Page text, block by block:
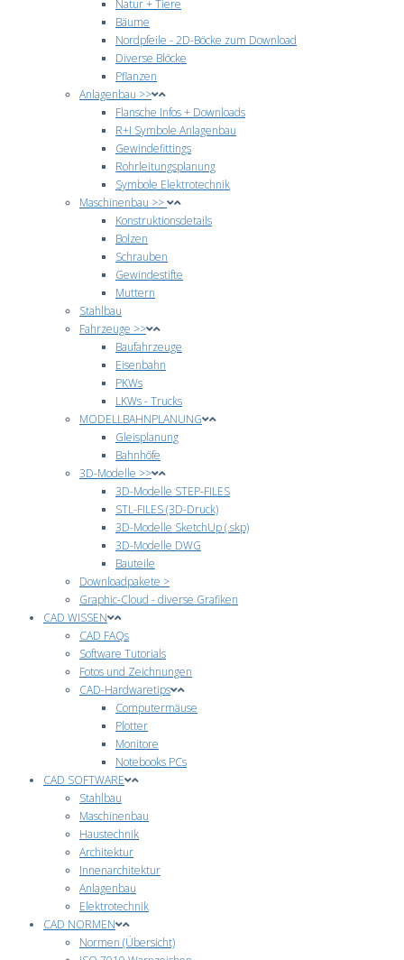
Natur + Tiere
Bäume
Nordpfeile - 2D-Böcke zum Download
Diverse Blöcke
Pflanzen
Anlagenbau >>
Flansche Infos + Downloads
R+I Symbole Anlagenbau
Gewindefittings
Rohrleitungsplanung
Symbole Elektrotechnik
Maschinenbau >>
Konstruktionsdetails
Bolzen
Schrauben
Gewindestifte
Muttern
Stahlbau
Fahrzeuge >>
Baufahrzeuge
Eisenbahn
PKWs
LKWs - Trucks
MODELLBAHNPLANUNG
Gleisplanung
Bahnhöfe
3D-Modelle >>
3D-Modelle STEP-FILES
STL-FILES (3D-Druck)
3D-Modelle SketchUp (.skp)
3D-Modelle DWG
Bauteile
Downloadpakete >
Graphic-Cloud - diverse Grafiken
CAD WISSEN
CAD FAQs
Software Tutorials
Fotos und Zeichnungen
CAD-Hardwaretips
Computermäuse
Plotter
Monitore
Notebooks PCs
CAD SOFTWARE
Stahlbau
Maschinenbau
Haustechnik
Architektur
Innenarchitektur
Anlagenbau
Elektrotechnik
CAD NORMEN
Normen (Übersicht)